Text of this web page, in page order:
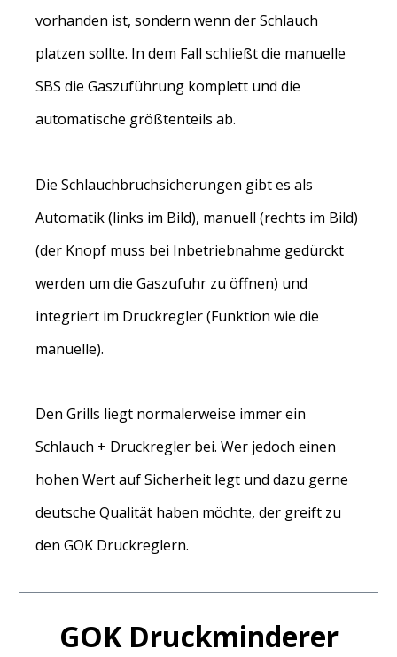
vorhanden ist, sondern wenn der Schlauch
platzen sollte. In dem Fall schließt die manuelle
SBS die Gaszuführung komplett und die
automatische größtenteils ab.
Die Schlauchbruchsicherungen gibt es als
Automatik (links im Bild), manuell (rechts im Bild)
(der Knopf muss bei Inbetriebnahme gedürckt
werden um die Gaszufuhr zu öffnen) und
integriert im Druckregler (Funktion wie die
manuelle).
Den Grills liegt normalerweise immer ein
Schlauch + Druckregler bei. Wer jedoch einen
hohen Wert auf Sicherheit legt und dazu gerne
deutsche Qualität haben möchte, der greift zu
den GOK Druckreglern.
Produktgalerie überspringen
GOK Druckminderer